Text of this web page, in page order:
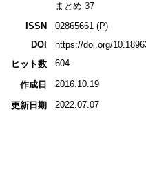
まとめ 37
ISSN
02865661 (P)
DOI
https://doi.org/
ヒット数
604
作成日 2016.10.19
更新日期 2022.07.07